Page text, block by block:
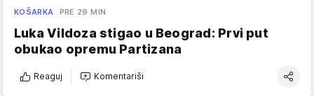
KOŠARKA PRE 29 MIN
Luka Vildoza stigao u Beograd: Prvi put
obukao opremu Partizana
Reaguj Komentariši